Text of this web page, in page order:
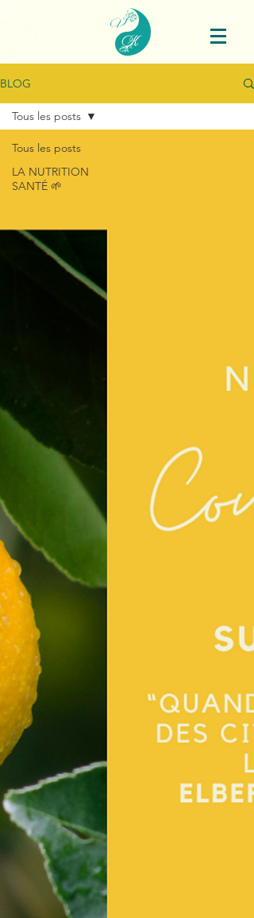
BLOG
Tous les posts
LA NUTRITION
SANTÉ 🌱
Tous les posts